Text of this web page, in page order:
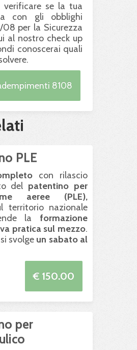
verificare se la tua
con gli obblighi
08 per la Sicurezza
al nostro check up
conoscerai quali
8108
PLE
con rilascio
del patentino per
aeree (PLE),
territorio nazionale
la formazione
pratica sul mezzo.
svolge un sabato al
€ 150.00
per